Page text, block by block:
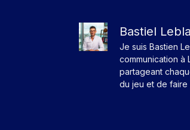
Bastiel
Je suis Bastien
communication à
partageant
du jeu et de faire